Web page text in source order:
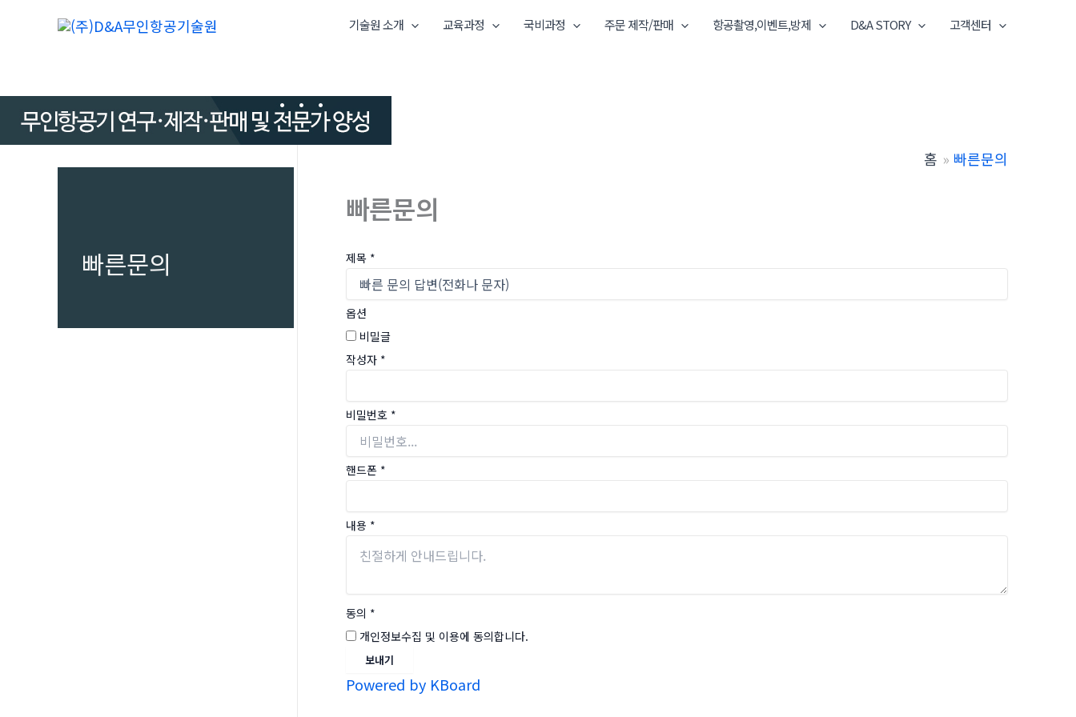
건
뛰
기술원 소개 교육과정 국비과정 주문 제작/판매 항공촬영,이벤트,방제 D&A STORY 고객센터
빠른문의
홈 빠른문의
빠른문의
제목 *
옵션
비밀글
작성자 *
비밀번호 *
핸드폰 *
내용 *
동의 *
개인정보수집 및 이용에 동의합니다.
보내기
Powered by KBoard